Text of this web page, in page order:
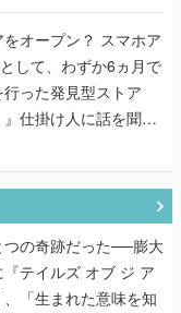
ーサーに聞いた
プン？ スマホア
して、わずか6ヵ月で
った発見型ストア
』仕掛け人に話を聞い
つの奇跡だった──膨大
テイルズ オブ ジ ア
「生まれた意味を知